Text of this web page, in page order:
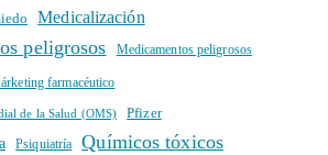
Medicalización
peligrosos Medicamentos peligrosos
farmacéutico
de la Salud (OMS) Pfizer
Psiquiatría Químicos tóxicos